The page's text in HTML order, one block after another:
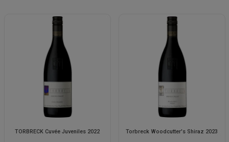
TORBRECK Cuvée Juveniles 2022 Torbreck Woodcutter's Shiraz 2023